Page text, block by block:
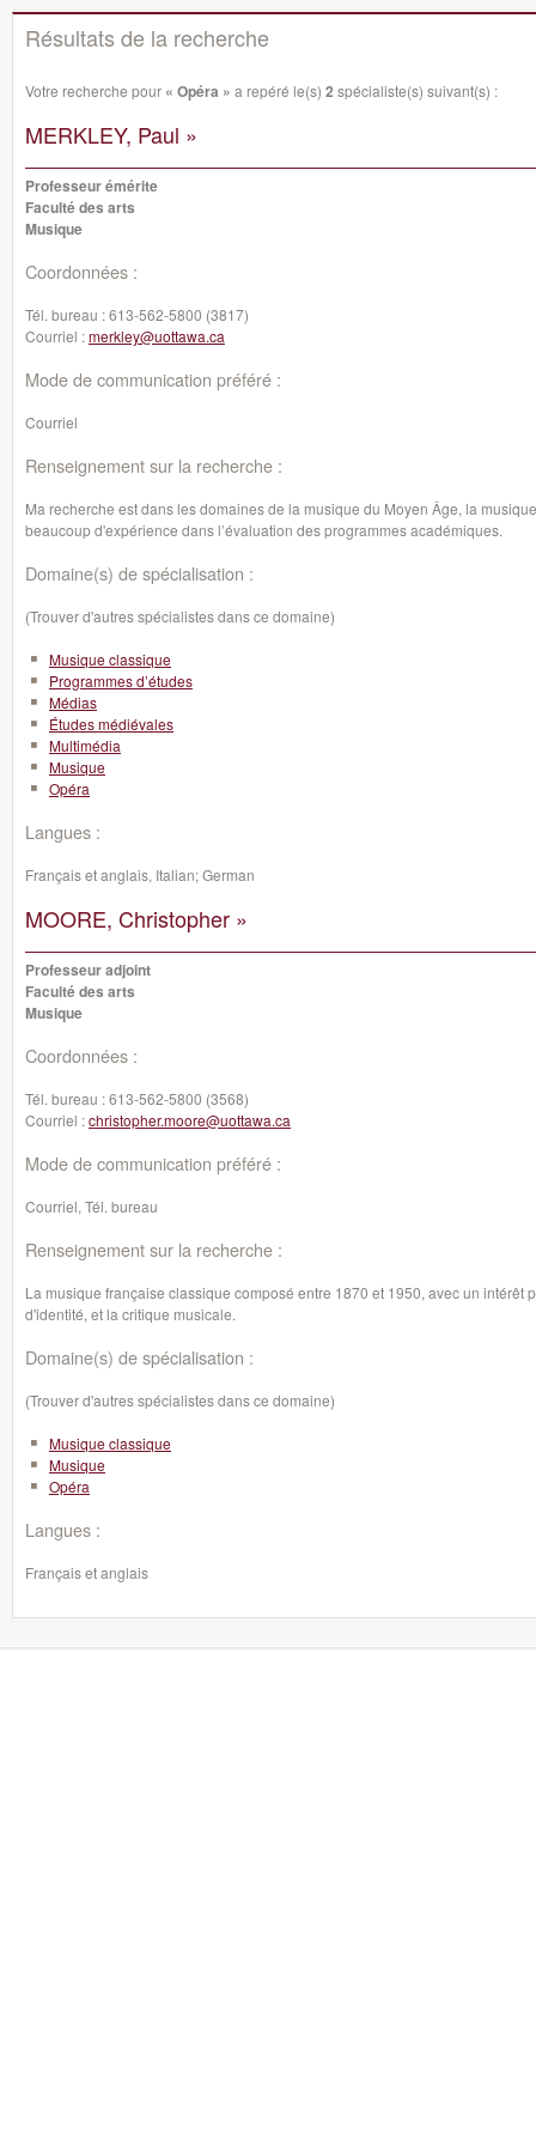
Résultats de la recherche
Votre recherche pour « Opéra » a repéré le(s) 2 spécialiste(s) suivant(s) :
MERKLEY, Paul »
Professeur émérite
Faculté des arts
Musique
Coordonnées :
Tél. bureau :613-562-5800 (3817)
Courriel :merkley@uottawa.ca
Mode de communication préféré :
Courriel
Renseignement sur la recherche :
Ma recherche est dans les domaines de la musique du Moyen Âge, la
beaucoup d'expérience dans l’évaluation des programmes académiques.
Domaine(s) de spécialisation :
(Trouver d'autres spécialistes dans ce domaine)
Musique classique
Programmes d’études
Médias
Études médiévales
Multimédia
Musique
Opéra
Langues :
Français et anglais, Italian; German
MOORE, Christopher »
Professeur adjoint
Faculté des arts
Musique
Coordonnées :
Tél. bureau :613-562-5800 (3568)
Courriel :christopher.moore@uottawa.ca
Mode de communication préféré :
Courriel, Tél. bureau
Renseignement sur la recherche :
La musique française classique composé entre 1870 et 1950, avec un intérêt
d'identité, et la critique musicale.
Domaine(s) de spécialisation :
(Trouver d'autres spécialistes dans ce domaine)
Musique classique
Musique
Opéra
Langues :
Français et anglais